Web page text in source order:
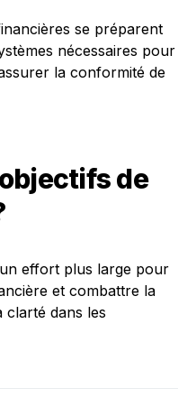
se préparent
nécessaires pour
la conformité de
de
effort plus large pour
et combattre la
dans les